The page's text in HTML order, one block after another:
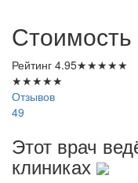
Рейтинг 4.95★★★★★
★★★★★
Отзывов
49
Этот врач
клиниках